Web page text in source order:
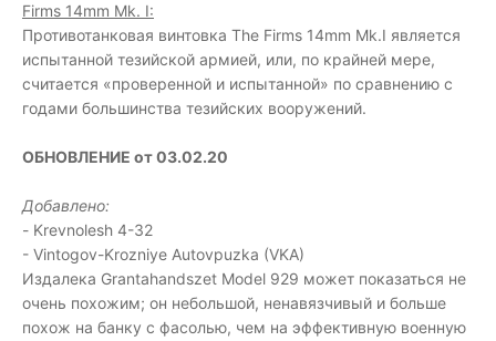
Firms 14mm Mk. I:
Противотанковая винтовка The Firms 14mm Mk.I является
испытанной тезийской армией, или, по крайней мере,
считается «проверенной и испытанной» по сравнению с
годами большинства тезийских вооружений.
ОБНОВЛЕНИЕ от 03.02.20
Добавлено:
- Krevnolesh 4-32
- Vintogov-Krozniye Autovpuzka (VKA)
Издалека Grantahandszet Model 929 может показаться не
очень похожим; он небольшой, ненавязчивый и больше
похож на банку с фасолью, чем на эффективную военную